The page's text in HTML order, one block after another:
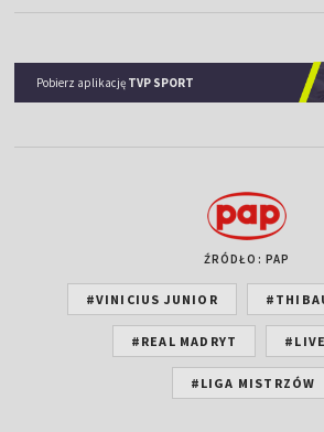
Pobierz aplikację TVP SPORT
ŹRÓDŁO: PAP
#VINICIUS JUNIOR
#REAL MADRYT
#LIGA MISTRZÓW